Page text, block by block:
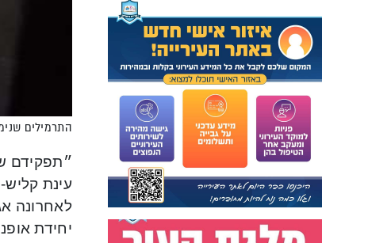
התרמילים
״תפקידם
עינת
לאחרונה
יחידת